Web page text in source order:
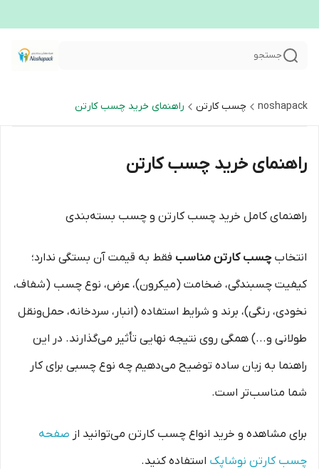
جستجو
noshapack چسب کارتن راهنمای خرید چسب کارتن
راهنمای خرید چسب کارتن
راهنمای کامل خرید چسب کارتن و چسب بسته‌بندی
انتخابچسب کارتن مناسب فقط به قیمت آن بستگی ندارد؛
کیفیت چسبندگی، ضخامت (میکرون)، عرض، نوع چسب (شفاف،
نخودی، رنگی)، برند و شرایط استفاده (انبار، سردخانه، حمل‌ونقل
طولانی و...) همگی روی نتیجه نهایی تأثیر می‌گذارند. در این
راهنما به زبان ساده توضیح می‌دهیم چه نوع چسبی برای کار
شما مناسب‌تر است.
برای مشاهده و خرید انواع چسب کارتن می‌توانید از صفحه
چسب کارتن نوشاپک استفاده کنید.